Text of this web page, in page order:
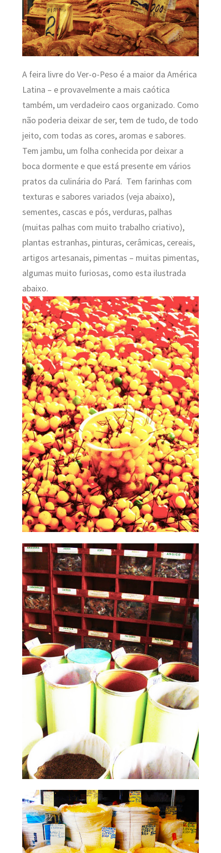
A feira livre do Ver-o-Peso é a maior da América
Latina – e provavelmente a mais caótica
também, um verdadeiro caos organizado. Como
não poderia deixar de ser, tem de tudo, de todo
jeito, com todas as cores, aromas e sabores.
Tem jambu, um folha conhecida por deixar a
boca dormente e que está presente em vários
pratos da culinária do Pará. Tem farinhas com
texturas e sabores variados (veja abaixo),
sementes, cascas e pós, verduras, palhas
(muitas palhas com muito trabalho criativo),
plantas estranhas, pinturas, cerâmicas, cereais,
artigos artesanais, pimentas – muitas pimentas,
algumas muito furiosas, como esta ilustrada
abaixo.